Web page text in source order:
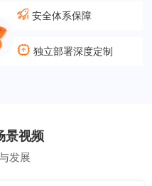
安全体系保障
独立部署深度定制
景视频
发展